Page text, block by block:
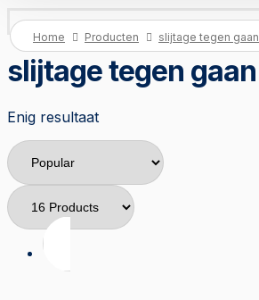
Home Producten slijtage tegen gaan
slijtage tegen gaan
Enig resultaat